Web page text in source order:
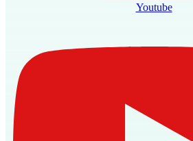
Youtube